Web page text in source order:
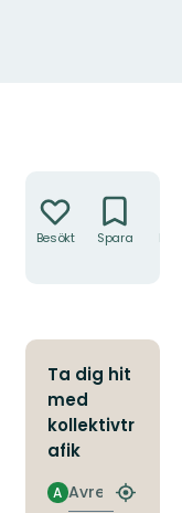
Besökt Spara
Ta dig hit
med
kollektivtr
afik
Avresa
A
Hitta